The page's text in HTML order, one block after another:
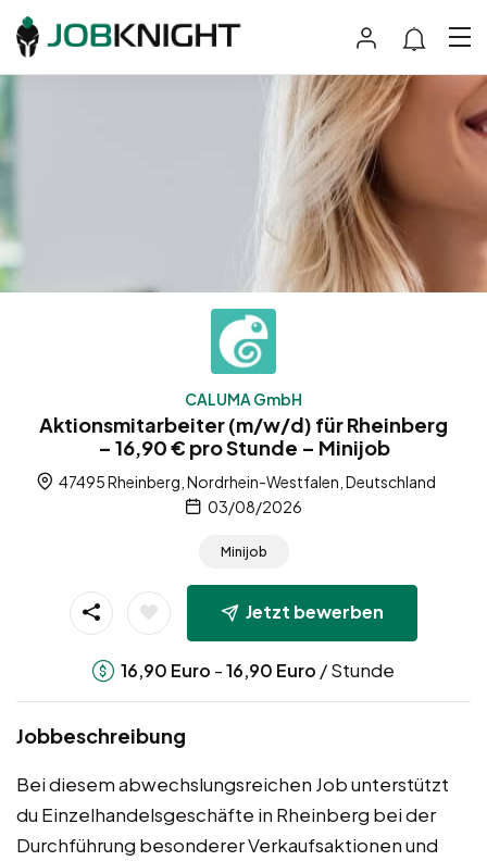
CALUMA GmbH
Aktionsmitarbeiter (m/w/d) für Rheinberg
– 16,90 € pro Stunde – Minijob
47495 Rheinberg, Nordrhein-Westfalen, Deutschland
03/08/2026
Minijob
Jetzt bewerben
16,90 Euro -16,90 Euro / Stunde
Jobbeschreibung
Bei diesem abwechslungsreichen Job unterstützt
du Einzelhandelsgeschäfte in Rheinberg bei der
Durchführung besonderer Verkaufsaktionen und